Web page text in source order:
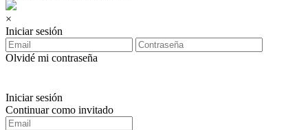
×
Iniciar sesión
Olvidé mi contraseña
Iniciar sesión
Continuar como invitado